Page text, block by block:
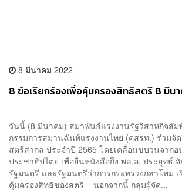
8 มีนาคม 2022
8 ข้อเรียกร้องเพื่อคุ้มครองสิทธิสตรี 8 มีน
วันนี้ (8 มีนาคม) สมาพันธ์แรงงานรัฐวิสาหกิจสั
กรรมการสมานฉันท์แรงงานไทย (คสรท.) ร่วมจั
สตรีสากล ประจำปี 2565 โดยเคลื่อนขบวนจากอ
ประชาธิปไตย เพื่อยื่นหนังสือถึง พล.อ. ประยุทธ์
รัฐมนตรี​​ และรัฐมนตรีว่าการกระทรวงกลาโหม เ
คุ้มครองสิทธิของสตรี​ นอกจากนี้ กลุ่มผู้จัด...